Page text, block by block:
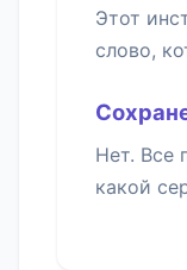
Этот
слово,
Нет. Все
какой